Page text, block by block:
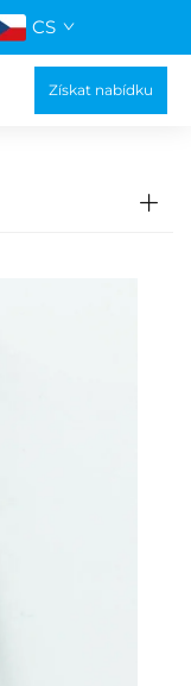
CS
Získat nabídku